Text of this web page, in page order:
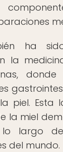
ha
la
piel. Esta
la miel
lo largo
del mundo.